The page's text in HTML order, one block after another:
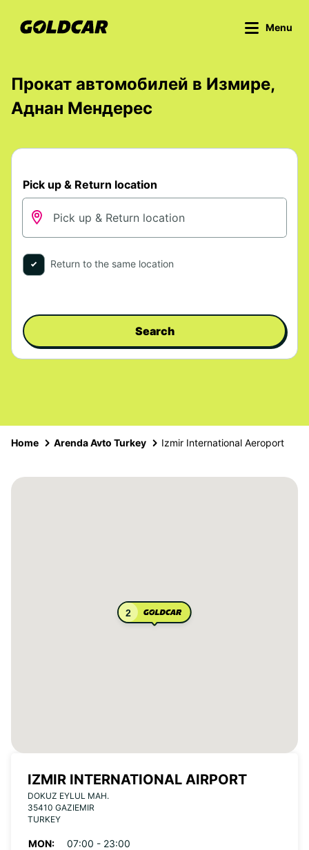
Menu
Прокат автомобилей в Измире,
Аднан Мендерес
Pick up & Return location
Return to the same location
Search
Home Arenda Avto Turkey Izmir International Aeroport
2
IZMIR INTERNATIONAL AIRPORT
DOKUZ EYLUL MAH.
35410 GAZIEMIR
TURKEY
MON:
07:00 - 23:00